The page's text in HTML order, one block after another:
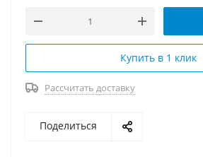
Купить в 1 клик
Рассчитать доставку
Поделиться